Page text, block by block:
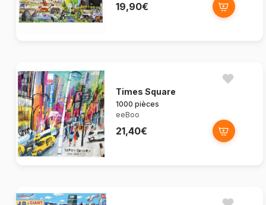
19,90€
Times Square
1000 pièces
eeBoo
21,40€